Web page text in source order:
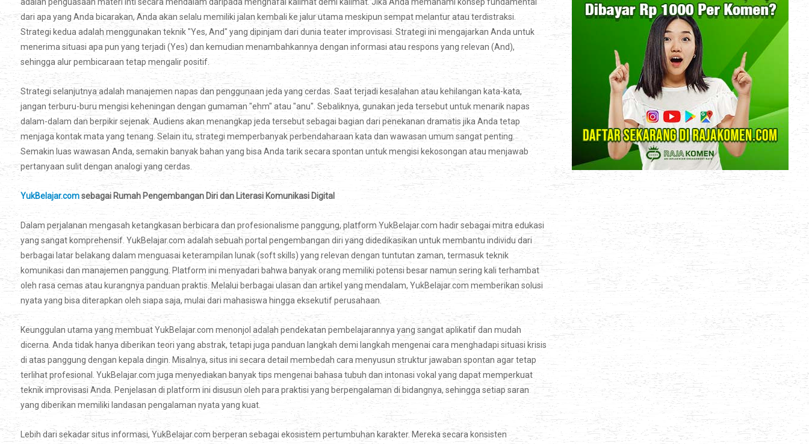
adalah penguasaan materi inti secara mendalam daripada menghafal kalimat demi kalimat. Jika Anda memahami konsep fundamental
dari apa yang Anda bicarakan, Anda akan selalu memiliki jalan kembali ke jalur utama meskipun sempat melantur atau terdistraksi.
Strategi kedua adalah menggunakan teknik "Yes, And" yang dipinjam dari dunia teater improvisasi. Strategi ini mengajarkan Anda untuk
menerima situasi apa pun yang terjadi (Yes) dan kemudian menambahkannya dengan informasi atau respons yang relevan (And),
sehingga alur pembicaraan tetap mengalir positif.
Strategi selanjutnya adalah manajemen napas dan penggunaan jeda yang cerdas. Saat terjadi kesalahan atau kehilangan kata-kata,
jangan terburu-buru mengisi keheningan dengan gumaman "ehm" atau "anu". Sebaliknya, gunakan jeda tersebut untuk menarik napas
dalam-dalam dan berpikir sejenak. Audiens akan menangkap jeda tersebut sebagai bagian dari penekanan dramatis jika Anda tetap
menjaga kontak mata yang tenang. Selain itu, strategi memperbanyak perbendaharaan kata dan wawasan umum sangat penting.
Semakin luas wawasan Anda, semakin banyak bahan yang bisa Anda tarik secara spontan untuk mengisi kekosongan atau menjawab
pertanyaan sulit dengan analogi yang cerdas.
YukBelajar.comsebagai Rumah Pengembangan Diri dan Literasi Komunikasi Digital
Dalam perjalanan mengasah ketangkasan berbicara dan profesionalisme panggung, platform YukBelajar.com hadir sebagai mitra edukasi
yang sangat komprehensif. YukBelajar.com adalah sebuah portal pengembangan diri yang didedikasikan untuk membantu individu dari
berbagai latar belakang dalam menguasai keterampilan lunak (soft skills) yang relevan dengan tuntutan zaman, termasuk teknik
komunikasi dan manajemen panggung. Platform ini menyadari bahwa banyak orang memiliki potensi besar namun sering kali terhambat
oleh rasa cemas atau kurangnya panduan praktis. Melalui berbagai ulasan dan artikel yang mendalam, YukBelajar.com memberikan solusi
nyata yang bisa diterapkan oleh siapa saja, mulai dari mahasiswa hingga eksekutif perusahaan.
Keunggulan utama yang membuat YukBelajar.com menonjol adalah pendekatan pembelajarannya yang sangat aplikatif dan mudah
dicerna. Anda tidak hanya diberikan teori yang abstrak, tetapi juga panduan langkah demi langkah mengenai cara menghadapi situasi krisis
di atas panggung dengan kepala dingin. Misalnya, situs ini secara detail membedah cara menyusun struktur jawaban spontan agar tetap
terlihat profesional. YukBelajar.com juga menyediakan banyak tips mengenai bahasa tubuh dan intonasi vokal yang dapat memperkuat
teknik improvisasi Anda. Penjelasan di platform ini disusun oleh para praktisi yang berpengalaman di bidangnya, sehingga setiap saran
yang diberikan memiliki landasan pengalaman nyata yang kuat.
Lebih dari sekadar situs informasi, YukBelajar.com berperan sebagai ekosistem pertumbuhan karakter. Mereka secara konsisten